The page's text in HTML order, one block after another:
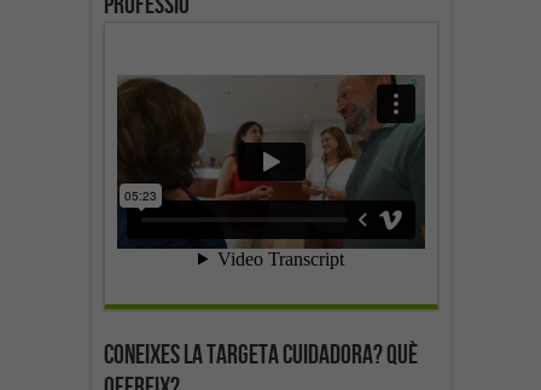
Coneixes la targeta cuidadora? Què